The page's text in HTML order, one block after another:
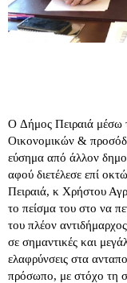
Ο Δήμος Πειραιά μέσω
Οικονομικών &
εύσημα από άλλον
αφού διετέλεσε επί
Πειραιά, κ Χρήστου
το πείσμα του στο να
του πλέον
σε σημαντικές και
ελαφρύνσεις στα
πρόσωπο, με στόχο τη